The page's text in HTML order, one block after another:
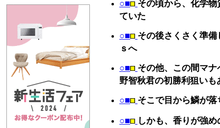
○■ その頃から、化学
ていた
○■ その後さくさく準
ｓへ
○■ その他、この間マ
野智秋君の初勝利狙いも
○■ そこで目から鱗が落
○■ しかも、香りが強